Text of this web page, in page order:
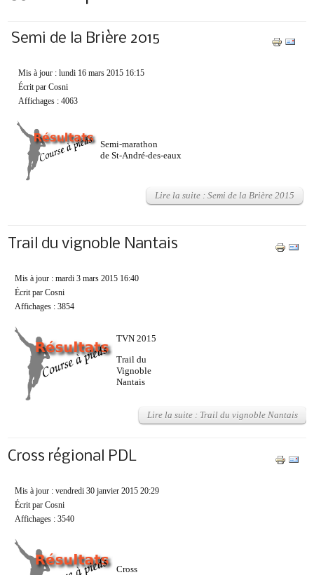
Semi de la Brière 2015
Mis à jour : lundi 16 mars 2015 16:15
Écrit par Cosni
Affichages : 4063
Semi-marathon
de St-André-des-eaux
Lire la suite : Semi de la Brière 2015
Trail du vignoble Nantais
Mis à jour : mardi 3 mars 2015 16:40
Écrit par Cosni
Affichages : 3854
TVN 2015
Trail du
Vignoble
Nantais
Lire la suite : Trail du vignoble Nantais
Cross régional PDL
Mis à jour : vendredi 30 janvier 2015 20:29
Écrit par Cosni
Affichages : 3540
Cross